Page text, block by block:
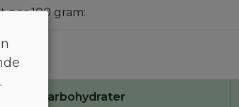
per 100 gram:
Karbohydrater
.